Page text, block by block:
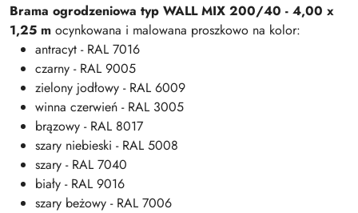
Brama ogrodzeniowa typ WALL MIX 200/40 - 4,00 x
1,25 m ocynkowana i malowana proszkowo na kolor:
antracyt - RAL 7016
czarny - RAL 9005
zielony jodłowy - RAL 6009
winna czerwień - RAL 3005
brązowy - RAL 8017
szary niebieski - RAL 5008
szary - RAL 7040
biały - RAL 9016
szary beżowy - RAL 7006